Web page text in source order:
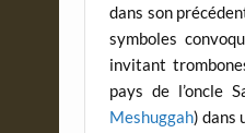
dans son
symboles
invitant
pays de l’oncle
Meshuggah) dans